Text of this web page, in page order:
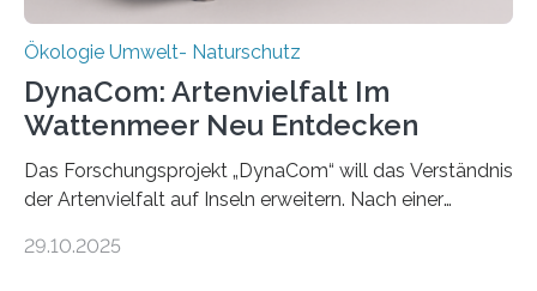
Ökologie Umwelt- Naturschutz
DynaCom: Artenvielfalt Im
Wattenmeer Neu Entdecken
Das Forschungsprojekt „DynaCom“ will das Verständnis
der Artenvielfalt auf Inseln erweitern. Nach einer
Beobachtungen im Wattenmeer ist nun eine große
29.10.2025